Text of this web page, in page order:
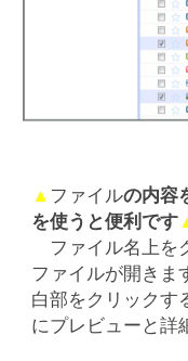
▲ ファイルの内容
を使うと便利です
ファイル名上を
ファイルが開きま
白部をクリックす
にプレビューと詳